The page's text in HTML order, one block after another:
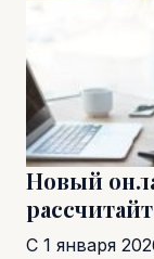
Новый
С 1 января